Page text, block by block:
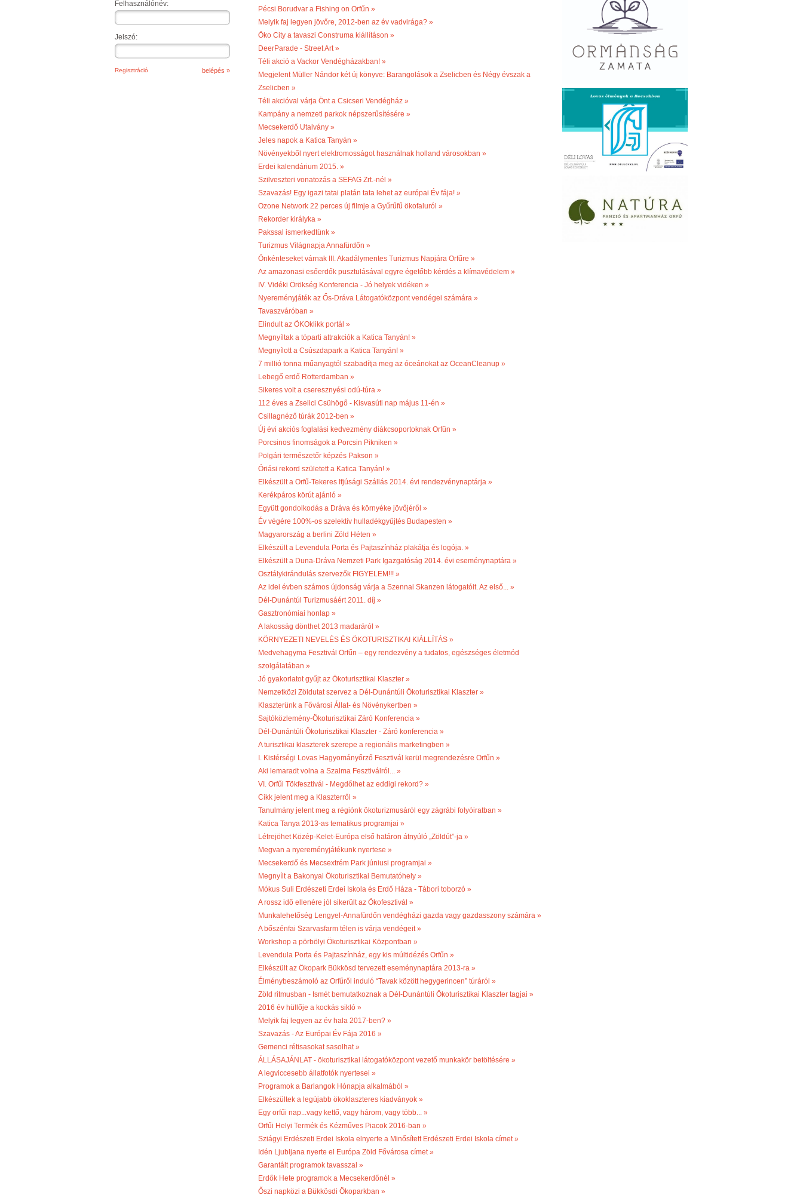
Felhasználónév:
Jelszó:
Regisztráció
Pécsi Borudvar a Fishing on Orfűn »
Melyik faj legyen jövőre, 2012-ben az év vadvirága? »
Öko City a tavaszi Construma kiállításon »
DeerParade - Street Art »
Téli akció a Vackor Vendégházakban! »
Megjelent Müller Nándor két új könyve: Barangolások a Zselicben és Négy évszak a
Zselicben »
Téli akcióval várja Önt a Csicseri Vendégház »
Kampány a nemzeti parkok népszerűsítésére »
Mecsekerdő Utalvány »
Jeles napok a Katica Tanyán »
Növényekből nyert elektromosságot használnak holland városokban »
Erdei kalendárium 2015. »
Szilveszteri vonatozás a SEFAG Zrt.-nél »
Szavazás! Egy igazi tatai platán tata lehet az európai Év fája! »
Ozone Network 22 perces új filmje a Gyűrűfű ökofaluról »
Rekorder királyka »
Pakssal ismerkedtünk »
Turizmus Világnapja Annafürdőn »
Önkénteseket várnak III. Akadálymentes Turizmus Napjára Orfűre »
Az amazonasi esőerdők pusztulásával egyre égetőbb kérdés a klímavédelem »
IV. Vidéki Örökség Konferencia - Jó helyek vidéken »
Nyereményjáték az Ős-Dráva Látogatóközpont vendégei számára »
Tavaszváróban »
Elindult az ÖKOklikk portál »
Megnyíltak a tóparti attrakciók a Katica Tanyán! »
Megnyílott a Csúszdapark a Katica Tanyán! »
7 millió tonna műanyagtól szabadítja meg az óceánokat az OceanCleanup »
Lebegő erdő Rotterdamban »
Sikeres volt a cseresznyési odú-túra »
112 éves a Zselici Csühögő - Kisvasúti nap május 11-én »
Csillagnéző túrák 2012-ben »
Új évi akciós foglalási kedvezmény diákcsoportoknak Orfűn »
Porcsinos finomságok a Porcsin Pikniken »
Polgári természetőr képzés Pakson »
Óriási rekord született a Katica Tanyán! »
Elkészült a Orfű-Tekeres Ifjúsági Szállás 2014. évi rendezvénynaptárja »
Kerékpáros körút ajánló »
Együtt gondolkodás a Dráva és környéke jövőjéről »
Év végére 100%-os szelektív hulladékgyűjtés Budapesten »
Magyarország a berlini Zöld Héten »
Elkészült a Levendula Porta és Pajtaszínház plakátja és logója. »
Elkészült a Duna-Dráva Nemzeti Park Igazgatóság 2014. évi eseménynaptára »
Osztálykirándulás szervezők FIGYELEM!!! »
Az idei évben számos újdonság várja a Szennai Skanzen látogatóit. Az első... »
Dél-Dunántúl Turizmusáért 2011. díj »
Gasztronómiai honlap »
A lakosság dönthet 2013 madaráról »
KÖRNYEZETI NEVELÉS ÉS ÖKOTURISZTIKAI KIÁLLÍTÁS »
Medvehagyma Fesztivál Orfűn – egy rendezvény a tudatos, egészséges életmód
szolgálatában »
Jó gyakorlatot gyűjt az Ökoturisztikai Klaszter »
Nemzetközi Zöldutat szervez a Dél-Dunántúli Ökoturisztikai Klaszter »
Klaszterünk a Fővárosi Állat- és Növénykertben »
Sajtóközlemény-Ökoturisztikai Záró Konferencia »
Dél-Dunántúli Ökoturisztikai Klaszter - Záró konferencia »
A turisztikai klaszterek szerepe a regionális marketingben »
I. Kistérségi Lovas Hagyományőrző Fesztivál kerül megrendezésre Orfűn »
Aki lemaradt volna a Szalma Fesztiválról... »
VI. Orfűi Tökfesztivál - Megdőlhet az eddigi rekord? »
Cikk jelent meg a Klaszterről »
Tanulmány jelent meg a régiónk ökoturizmusáról egy zágrábi folyóiratban »
Katica Tanya 2013-as tematikus programjai »
Létrejöhet Közép-Kelet-Európa első határon átnyúló „Zöldút”-ja »
Megvan a nyereményjátékunk nyertese »
Mecsekerdő és Mecsextrém Park júniusi programjai »
Megnyílt a Bakonyai Ökoturisztikai Bemutatóhely »
Mókus Suli Erdészeti Erdei Iskola és Erdő Háza - Tábori toborzó »
A rossz idő ellenére jól sikerült az Ökofesztivál »
Munkalehetőség Lengyel-Annafürdőn vendégházi gazda vagy gazdasszony számára »
A bőszénfai Szarvasfarm télen is várja vendégeit »
Workshop a pörbölyi Ökoturisztikai Központban »
Levendula Porta és Pajtaszínház, egy kis múltidézés Orfűn »
Elkészült az Ökopark Bükkösd tervezett eseménynaptára 2013-ra »
Élménybeszámoló az Orfűről induló “Tavak között hegygerincen” túráról »
Zöld ritmusban - Ismét bemutatkoznak a Dél-Dunántúli Ökoturisztikai Klaszter tagjai »
2016 év hüllője a kockás sikló »
Melyik faj legyen az év hala 2017-ben? »
Szavazás - Az Európai Év Fája 2016 »
Gemenci rétisasokat sasolhat »
ÁLLÁSAJÁNLAT - ökoturisztikai látogatóközpont vezető munkakör betöltésére »
A legviccesebb állatfotók nyertesei »
Programok a Barlangok Hónapja alkalmából »
Elkészültek a legújabb ökoklaszteres kiadványok »
Egy orfűi nap...vagy kettő, vagy három, vagy több... »
Orfűi Helyi Termék és Kézműves Piacok 2016-ban »
Sziágyi Erdészeti Erdei Iskola elnyerte a Minősített Erdészeti Erdei Iskola címet »
Idén Ljubljana nyerte el Európa Zöld Fővárosa címet »
Garantált programok tavasszal »
Erdők Hete programok a Mecsekerdőnél »
Őszi napközi a Bükkösdi Ökoparkban »